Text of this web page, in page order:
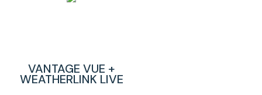
VANTAGE VUE +
WEATHERLINK LIVE